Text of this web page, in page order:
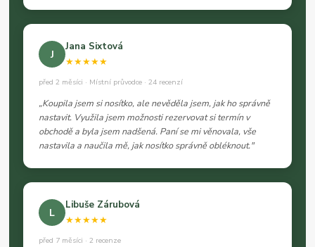
J
Jana Sixtová
★★★★★
před 2 měsíci · Místní průvodce · 24 recenzí
„Koupila jsem si nosítko, ale nevěděla jsem, jak ho správně
nastavit. Využila jsem možnosti rezervovat si termín v
obchodě a byla jsem nadšená. Paní se mi věnovala, vše
nastavila a naučila mě, jak nosítko správně obléknout."
L
Libuše Zárubová
★★★★★
před 7 měsíci · 2 recenze